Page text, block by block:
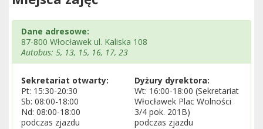
Dane adresowe:
87-800 Włocławek ul. Kaliska 108
Autobus: 5, 13, 15, 16, 17, 23
Sekretariat otwarty:
Pt: 15:30-20:30
Sb: 08:00-18:00
Nd: 08:00-18:00
podczas zjazdu
Dyżury dyrektora:
Wt: 16:00-18:00 (Sekretariat
Włocławek Plac Wolności
3/4 pok. 201B)
podczas zjazdu